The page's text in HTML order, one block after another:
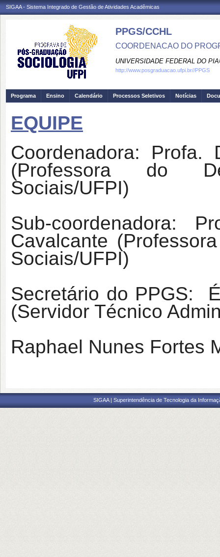
SIGAA - Sistema Integrado de Gestão de Atividades Acadêmicas
PPGS/CCHL
COORDENACAO DO
UNIVERSIDADE FEDERAL DO
http://www.posgraduacao.ufpi.br//PPGS
Programa Ensino Calendário Processos Seletivos Notícias
EQUIPE
Coordenadora: Profa.
(Professora do
Sociais/UFPI)
Sub-coordenadora:
Cavalcante
Sociais/UFPI)
Secretário do PPGS:
(Servidor Técnico
Raphael Nunes Fortes
SIGAA | Superintendência de Tecnologia da